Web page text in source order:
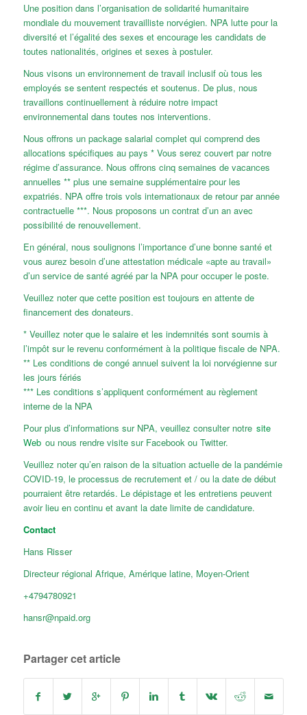
Une position dans l’organisation de solidarité humanitaire
mondiale du mouvement travailliste norvégien. NPA lutte pour la
diversité et l’égalité des sexes et encourage les candidats de
toutes nationalités, origines et sexes à postuler.
Nous visons un environnement de travail inclusif où tous les
employés se sentent respectés et soutenus. De plus, nous
travaillons continuellement à réduire notre impact
environnemental dans toutes nos interventions.
Nous offrons un package salarial complet qui comprend des
allocations spécifiques au pays * Vous serez couvert par notre
régime d’assurance. Nous offrons cinq semaines de vacances
annuelles ** plus une semaine supplémentaire pour les
expatriés. NPA offre trois vols internationaux de retour par année
contractuelle ***. Nous proposons un contrat d’un an avec
possibilité de renouvellement.
En général, nous soulignons l’importance d’une bonne santé et
vous aurez besoin d’une attestation médicale «apte au travail»
d’un service de santé agréé par la NPA pour occuper le poste.
Veuillez noter que cette position est toujours en attente de
financement des donateurs.
* Veuillez noter que le salaire et les indemnités sont soumis à
l’impôt sur le revenu conformément à la politique fiscale de NPA.
** Les conditions de congé annuel suivent la loi norvégienne sur
les jours fériés
*** Les conditions s’appliquent conformément au règlement
interne de la NPA
Pour plus d’informations sur NPA, veuillez consulter notre site
Webou nous rendre visite sur Facebook ou Twitter.
Veuillez noter qu’en raison de la situation actuelle de la pandémie
COVID-19, le processus de recrutement et / ou la date de début
pourraient être retardés. Le dépistage et les entretiens peuvent
avoir lieu en continu et avant la date limite de candidature.
Contact
Hans Risser
Directeur régional Afrique, Amérique latine, Moyen-Orient
+4794780921
hansr@npaid.org
Partager cet article